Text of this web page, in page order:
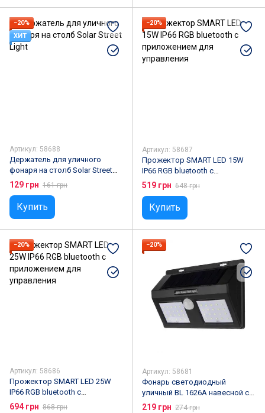
−20%
ХИТ
Артикул: 58688
Держатель для уличного
фонаря на столб Solar Street
Light
129 грн 161 грн
Купить
−20%
Артикул: 58687
Прожектор SMART LED 15W
IP66 RGB bluetooth с
приложением для управления
519 грн 648 грн
Купить
−20%
Артикул: 58686
Прожектор SMART LED 25W
IP66 RGB bluetooth с
приложением для управления
694 грн 868 грн
−20%
Артикул: 58681
Фонарь светодиодный
уличный BL 1626A навесной с
датчиком движения
219 грн 274 грн